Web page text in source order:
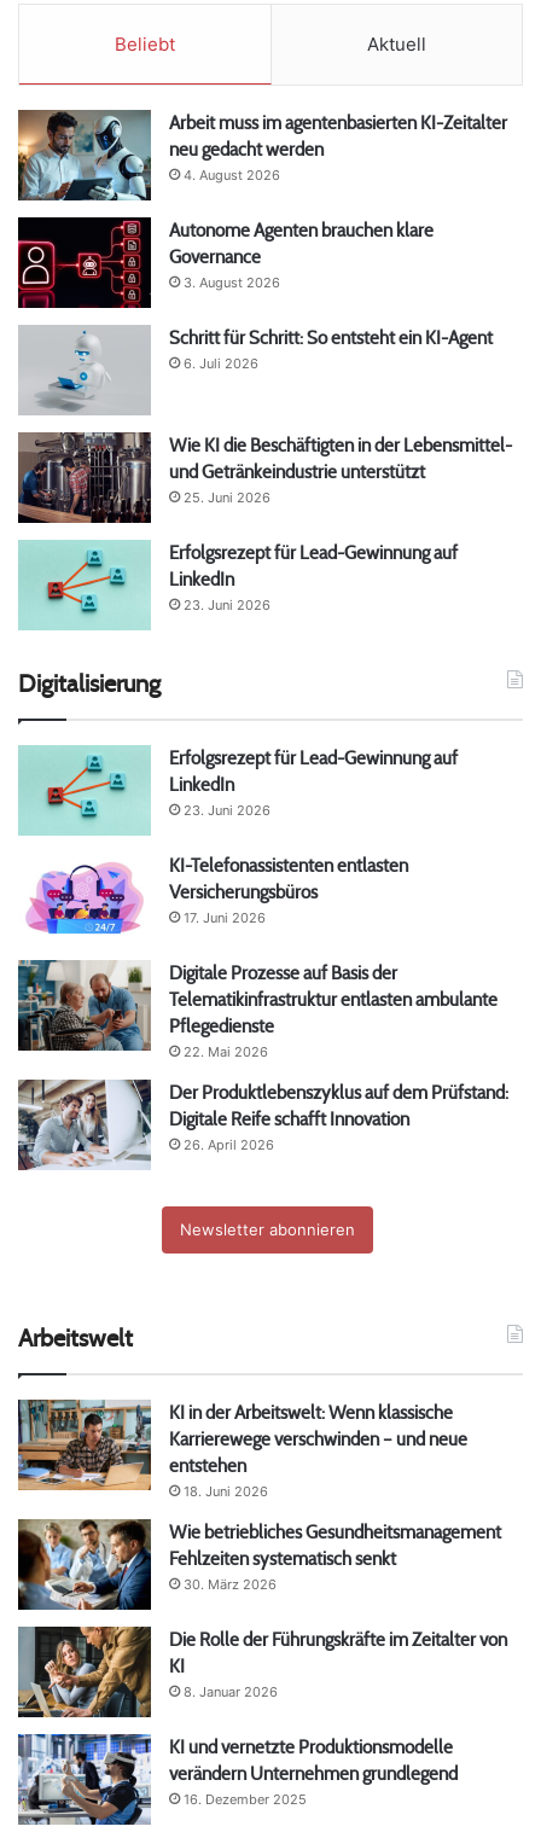
Beliebt Aktuell
Arbeit muss im agentenbasierten KI-Zeitalter
neu gedacht werden
4. August 2026
Autonome Agenten brauchen klare
Governance
3. August 2026
Schritt für Schritt: So entsteht ein KI-Agent
6. Juli 2026
Wie KI die Beschäftigten in der Lebensmittel-
und Getränkeindustrie unterstützt
25. Juni 2026
Erfolgsrezept für Lead-Gewinnung auf
LinkedIn
23. Juni 2026
Digitalisierung
Erfolgsrezept für Lead-Gewinnung auf
LinkedIn
23. Juni 2026
KI-Telefonassistenten entlasten
Versicherungsbüros
17. Juni 2026
Digitale Prozesse auf Basis der
Telematikinfrastruktur entlasten ambulante
Pflegedienste
22. Mai 2026
Der Produktlebenszyklus auf dem Prüfstand:
Digitale Reife schafft Innovation
26. April 2026
Newsletter abonnieren
Arbeitswelt
KI in der Arbeitswelt: Wenn klassische
Karrierewege verschwinden – und neue
entstehen
18. Juni 2026
Wie betriebliches Gesundheitsmanagement
Fehlzeiten systematisch senkt
30. März 2026
Die Rolle der Führungskräfte im Zeitalter von
KI
8. Januar 2026
KI und vernetzte Produktionsmodelle
verändern Unternehmen grundlegend
16. Dezember 2025